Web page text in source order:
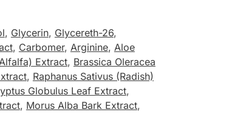
, Glycerin, Glycereth-26,
, Carbomer, Arginine, Aloe
Extract, Brassica Oleracea
, Raphanus Sativus (Radish)
Globulus Leaf Extract,
, Morus Alba Bark Extract,